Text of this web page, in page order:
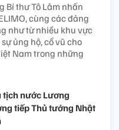
Bí thư Tô Lâm nhấn
cùng các đảng
như từ nhiều khu vực
ủng hộ, cổ vũ cho
Nam trong những
tịch nước Lương
tiếp Thủ tướng Nhật